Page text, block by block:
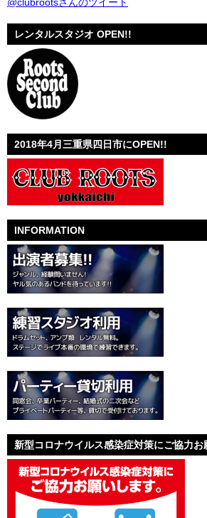
レンタルスタジオ OPEN!!
2018年4月三重県四日市にOPEN!!
INFORMATION
新型コロナウイルス感染症対策にご協力お